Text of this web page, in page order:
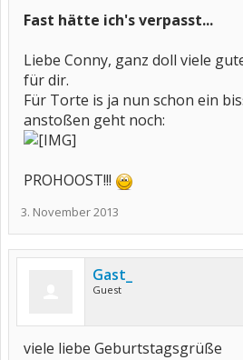
Fast hätte ich's verpasst...
Liebe Conny, ganz doll viele
für dir.
Für Torte is ja nun schon ein
anstoßen geht noch:
PROHOOST!!!
3. November 2013
Gast_
Guest
viele liebe Geburtstagsgrüße